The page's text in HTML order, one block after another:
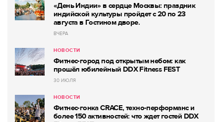
«День Индии» в сердце Москвы: праздник
индийской культуры пройдет с 20 по 23
августа в Гостином дворе.
ВЧЕРА
НОВОСТИ
Фитнес-город под открытым небом: как
прошёл юбилейный DDX Fitness FEST
30 ИЮЛЯ
НОВОСТИ
Фитнес-гонка CRACE, техно-перформанс и
более 150 активностей: что ждет гостей DDX